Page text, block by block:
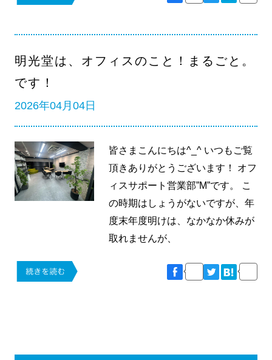
明光堂は、オフィスのこと！まるごと。
です！
2026年04月04日
皆さまこんにちは^_^ いつもご覧
頂きありがとうございます！ オフ
ィスサポート営業部”M”です。 こ
の時期はしょうがないですが、年
度末年度明けは、なかなか休みが
取れませんが、